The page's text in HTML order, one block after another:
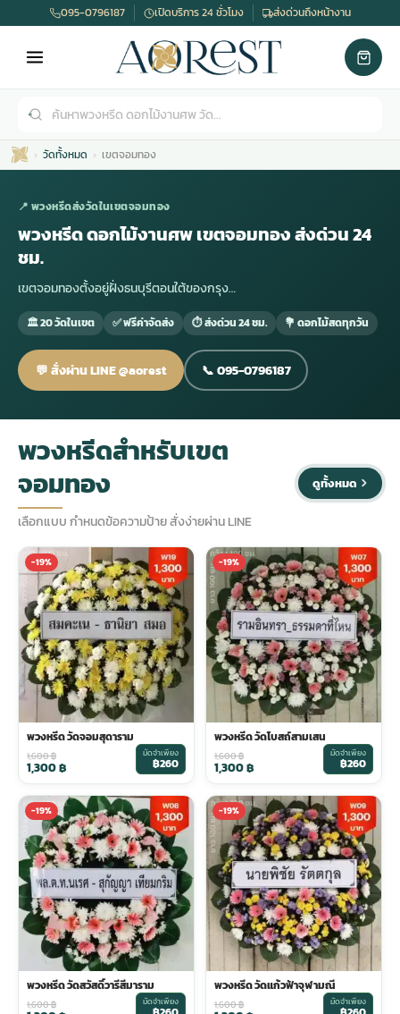
ดอกไม้หน้าศพ
ดอกไม้จัดงานศพ
จัดดอกไม้หน้าศพ
ดอกไม้หน้าหีบ
ดอกไม้หน้างานศพ
ดอกไม้หน้าโลง
จัดดอกไม้หน้ารูป
จัดดอกไม้หน้าโลง
ดอกไม้ศพ
ดอกไม้งานศพ ส่งด่วน
ดอกไม้งานศพ กรุงเทพ
ดอกไม้งานศพ ปากคลองตลาด
ร้านดอกไม้งานศพ ใกล้ฉัน
พวงหรีด กรุงเทพ
พวงหรีดราคา
สั่งพวงหรีด
ร้านพวงหรีด
ดอกไม้พวงหรีด
พวงหรีดปทุม
พวงหรีดพระราม 2
พวงหรีด ปากคลองตลาด
พวงหรีดราคาถูก
พวงหรีดดอกไม้สด
พวงหรีดดอกไม้สด ราคาถูก
สั่งพวงหรีด ออนไลน์
ส่งพวงหรีด ด่วน กรุงเทพ
น้าเมรุ
มรุสีขาว
ไม้หน้าเมรุ
กไม้หน้าเมรุ
น้าเมรุ ราคา
มรุ กรุงเทพ
ม้หน้าเมรุ
มรุ ราคาถูก
ม้หน้าเมรุ
ระดับเมรุ
มรุ ออนไลน์
มรุ ส่งด่วน
ไม้งานแต่ง ราคา
ไม้งานแต่ง ราคาถูก
ไม้งานแต่ง กรุงเทพ
อกไม้งานแต่ง
ดอกไม้งานแต่ง
ไม้งานแต่ง แบบสวยๆ
พวงหรีดพัดลม ราคา
พวงหรีดพัดลม ราคาถูก
พวงหรีดพัดลม กรุงเทพ
พวงหรีดพัดลม ส่งด่วน
สั่งพวงหรีดพัดลม
ร้านพวงหรีดพัดลม
พวงหรีดพัดลม ปากคลองตลาด
พวงหรีดพัดลม แบบสวยๆ
รับจัดงานศพ
รับจัดงานศพ ราคา
รับจัดงานศพ ครบวงจร
รับจัดงานศพ กรุงเทพ
แพ็คเกจจัดงานศพ
ค่าใช้จ่ายจัดงานศพ
จัดงานศพ วัด
ขั้นตอนจัดงานศพ
จัดงานศพ ราคาถูก
095-0796187 เปิดบริการ 24 ชั่วโมง ส่งด่วนถึงหน้างาน
วัดทั้งหมด เขตจอมทอง
📍 พวงหรีดส่งวัดในเขตจอมทอง
พวงหรีด ดอกไม้งานศพ เขตจอมทอง ส่งด่วน 24
ชม.
เขตจอมทองตั้งอยู่ฝั่งธนบุรีตอนใต้ของกรุง…
🏛 20 วัดในเขต ✅ ฟรีค่าจัดส่ง ⏱ ส่งด่วน 24 ชม. 💐 ดอกไม้สดทุกวัน
💬 สั่งผ่าน LINE @aorest 📞 095-0796187
พวงหรีดสำหรับเขต
จอมทอง
เลือกแบบ กำหนดข้อความป้าย สั่งง่ายผ่าน LINE
ดูทั้งหมด
-19%
พวงหรีด วัดจอมสุดาราม
1,600฿
1,300฿
มัดจำเพียง
฿260
-19%
พวงหรีด วัดโบสถ์สามเสน
1,600฿
1,300฿
มัดจำเพียง
฿260
-19%
พวงหรีด วัดสวัสดิ์วารีสีมาราม
1,600฿ มัดจำเพียง
-19%
พวงหรีด วัดแก้วฟ้าจุฬามณี
1,600฿ มัดจำเพียง